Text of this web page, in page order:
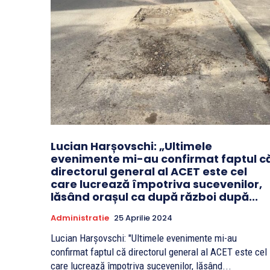
Lucian Harșovschi: „Ultimele
evenimente mi-au confirmat faptul
directorul general al ACET este cel
care lucrează împotriva sucevenilor,
lăsând orașul ca după război după...
Administratie 25 Aprilie 2024
Lucian Harșovschi: "Ultimele evenimente mi-au
confirmat faptul că directorul general al ACET este cel
care lucrează împotriva sucevenilor, lăsând...